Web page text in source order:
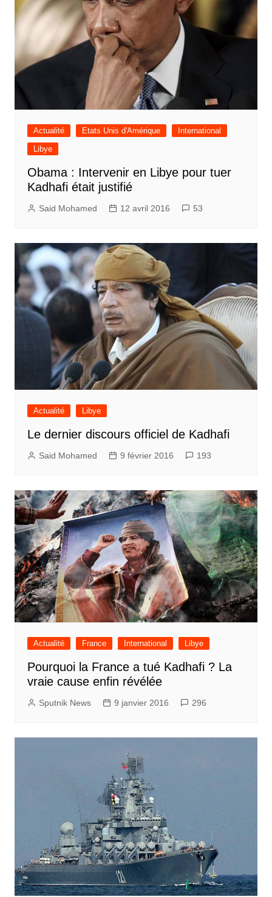
Actualité Etats Unis d'Amérique
International
Libye
Obama : Intervenir en Libye pour tuer
Kadhafi était justifié
Said Mohamed 12 avril 2016 53
Actualité Libye
Le dernier discours officiel de Kadhafi
Said Mohamed 9 février 2016 193
Actualité France International Libye
Pourquoi la France a tué Kadhafi ? La
vraie cause enfin révélée
Sputnik News 9 janvier 2016 296